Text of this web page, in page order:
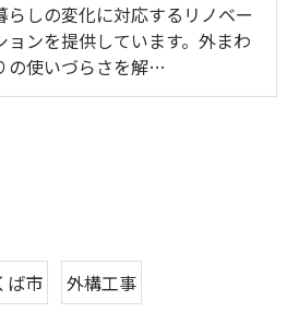
らしの変化に対応するリノベー
ョンを提供しています。外まわ
の使いづらさを解…
ば市 外構工事